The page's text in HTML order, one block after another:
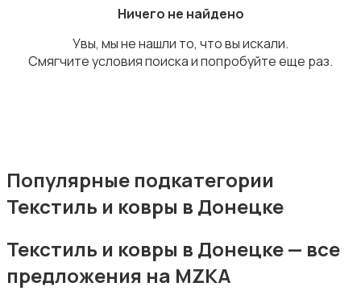
Оформление интерьера
Охрана и сигнализации
Подставки и тумбы
Ничего не найдено
Увы, мы не нашли то, что вы искали.
Смягчите условия поиска и попробуйте еще раз.
Популярные подкатегории
Текстиль и ковры в Донецке
Текстиль и ковры в Донецке — все
предложения на MZKA